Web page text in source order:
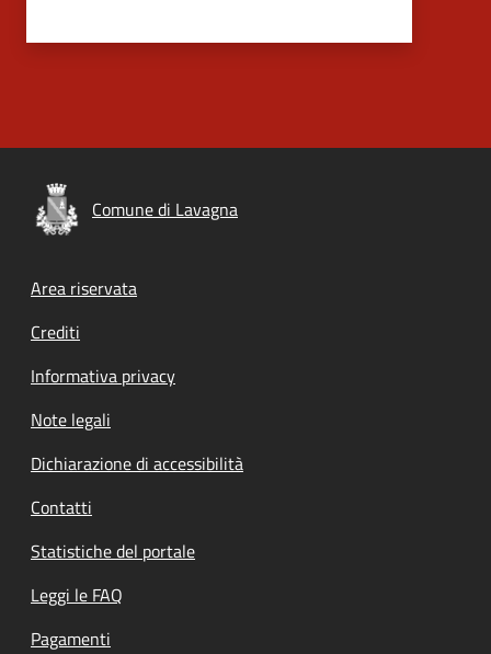
Comune di Lavagna
Footer menu
Area riservata
Crediti
Informativa privacy
Note legali
Dichiarazione di accessibilità
Contatti
Statistiche del portale
Leggi le FAQ
Pagamenti